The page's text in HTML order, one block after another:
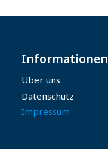
Informationen
Über uns
Datenschutz
Impressum